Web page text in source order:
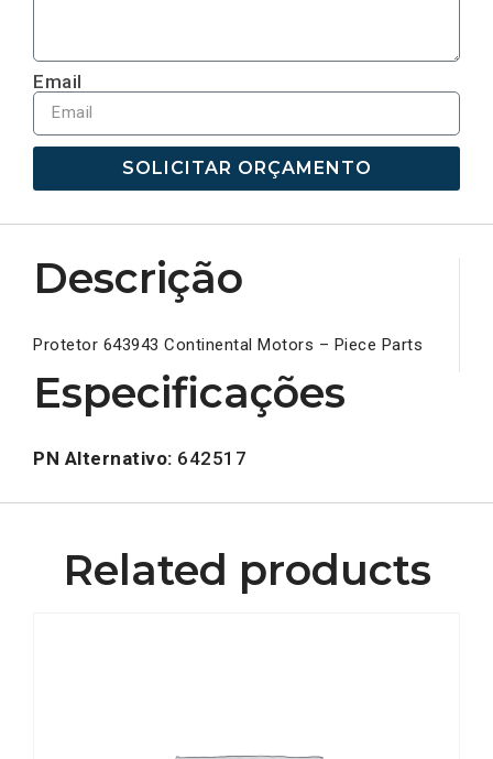
Email
SOLICITAR ORÇAMENTO
Descrição
Protetor 643943 Continental Motors – Piece Parts
Especificações
PN Alternativo: 642517
Related products